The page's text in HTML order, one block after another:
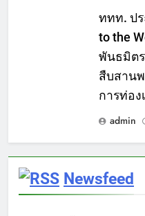
ททท. ปร
to the
พันธมิตร
สืบสาน
การท่อง
admin
Newsfeed